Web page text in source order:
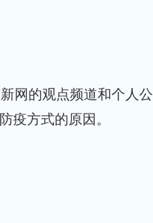
网的观点频道和个人公
疫方式的原因。